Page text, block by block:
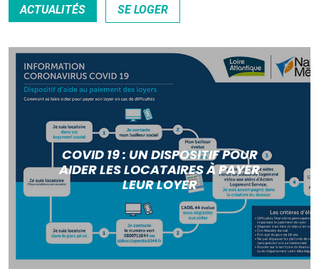
ACTUALITÉS SE LOGER
COVID 19 : UN DISPOSITIF POUR
AIDER LES LOCATAIRES À PAYER
LEUR LOYER